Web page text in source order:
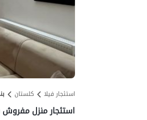
استئجار فيلا کلستان
استئجار منزل مفروش